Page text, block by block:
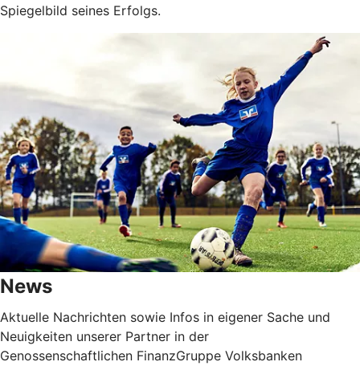
Spiegelbild seines Erfolgs.
News
Aktuelle Nachrichten sowie Infos in eigener Sache und
Neuigkeiten unserer Partner in der
Genossenschaftlichen FinanzGruppe Volksbanken